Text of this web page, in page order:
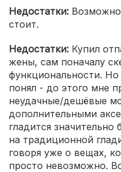
Недостатки:
стоит.
Недостатки: Купил
жены, сам поначалу
функциональности.
понял - до этого мне
неудачные/дешёвые
дополнительными
гладится
на традиционной
говоря уже о вещах,
просто невозможно.